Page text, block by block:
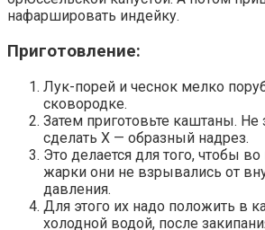
нафаршировать индейку.
Приготовление:
Лук-порей и чеснок мелко
сковородке.
Затем приготовьте каштаны. Не
сделать Х — образный надрез.
Это делается для того, чтобы
жарки они не взрывались от
давления.
Для этого их надо положить в
холодной водой, после